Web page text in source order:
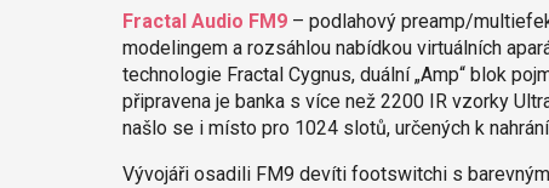
Fractal Audio FM9– podlahový preamp/
modelingem a rozsáhlou nabídkou virtuálních
technologie Fractal Cygnus, duální „Amp“ blok
připravena je banka s více než 2200 IR vzorky
našlo se i místo pro 1024 slotů, určených k
Vývojáři osadili FM9 devíti footswitchi s